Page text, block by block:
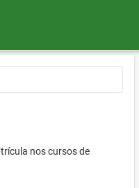
nos cursos de